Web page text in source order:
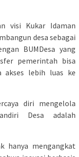
visi Kukar Idaman
desa sebagai
BUMDesa yang
pemerintah bisa
akses lebih luas ke
diri mengelola
Desa adalah
hanya mengangkat